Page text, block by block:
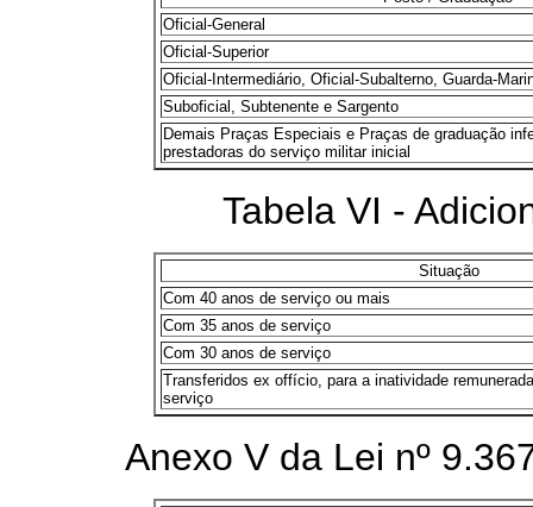
Oficial-General
Oficial-Superior
Oficial-Intermediário, Oficial-Subalterno, Guarda-
Suboficial, Subtenente e Sargento
Demais Praças Especiais e Praças de graduação
prestadoras do serviço militar inicial
Tabela VI - Adicional
Situação
Com 40 anos de serviço ou mais
Com 35 anos de serviço
Com 30 anos de serviço
Transferidos ex offício, para a inatividade
serviço
Anexo V da Lei nº